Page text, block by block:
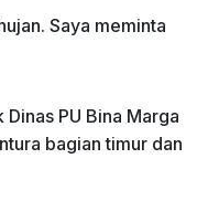
Saya meminta
PU Bina Marga
bagian timur dan